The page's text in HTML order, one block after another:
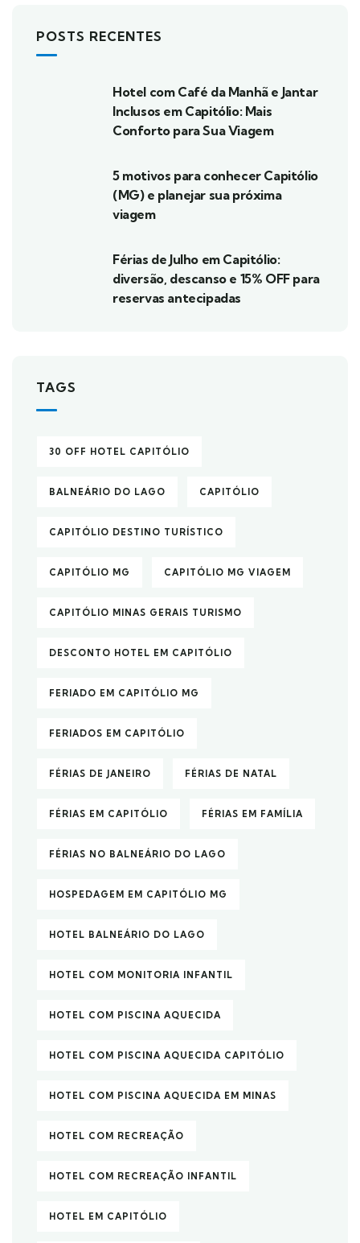
POSTS RECENTES
Hotel com Café da Manhã e Jantar
Inclusos em Capitólio: Mais
Conforto para Sua Viagem
5 motivos para conhecer Capitólio
(MG) e planejar sua próxima
viagem
Férias de Julho em Capitólio:
diversão, descanso e 15% OFF para
reservas antecipadas
TAGS
30 OFF HOTEL CAPITÓLIO
BALNEÁRIO DO LAGO CAPITÓLIO
CAPITÓLIO DESTINO TURÍSTICO
CAPITÓLIO MG CAPITÓLIO MG VIAGEM
CAPITÓLIO MINAS GERAIS TURISMO
DESCONTO HOTEL EM CAPITÓLIO
FERIADO EM CAPITÓLIO MG
FERIADOS EM CAPITÓLIO
FÉRIAS DE JANEIRO FÉRIAS DE NATAL
FÉRIAS EM CAPITÓLIO FÉRIAS EM FAMÍLIA
FÉRIAS NO BALNEÁRIO DO LAGO
HOSPEDAGEM EM CAPITÓLIO MG
HOTEL BALNEÁRIO DO LAGO
HOTEL COM MONITORIA INFANTIL
HOTEL COM PISCINA AQUECIDA
HOTEL COM PISCINA AQUECIDA CAPITÓLIO
HOTEL COM PISCINA AQUECIDA EM MINAS
HOTEL COM RECREAÇÃO
HOTEL COM RECREAÇÃO INFANTIL
HOTEL EM CAPITÓLIO